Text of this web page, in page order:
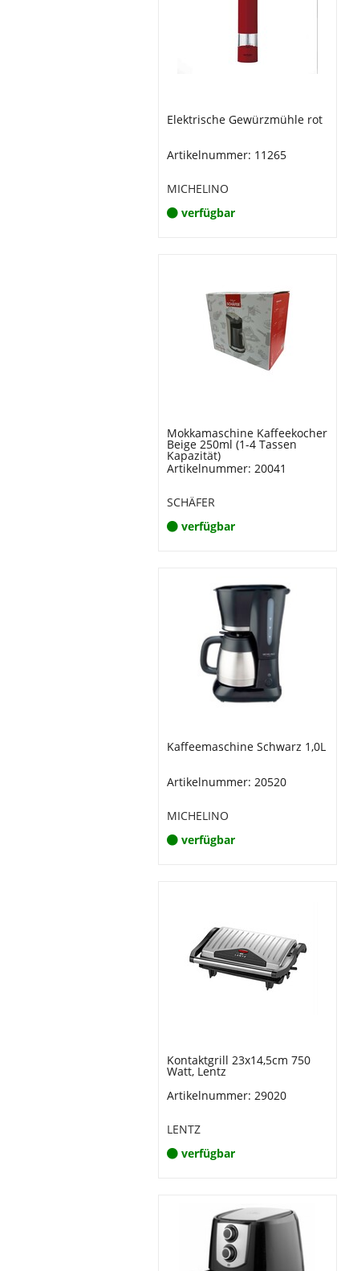
Elektrische Gewürzmühle rot
Artikelnummer: 11265
MICHELINO
verfügbar
Mokkamaschine Kaffeekocher
Beige 250ml (1-4 Tassen
Kapazität)
Artikelnummer: 20041
SCHÄFER
verfügbar
Kaffeemaschine Schwarz 1,0L
Artikelnummer: 20520
MICHELINO
verfügbar
Kontaktgrill 23x14,5cm 750
Watt, Lentz
Artikelnummer: 29020
LENTZ
verfügbar